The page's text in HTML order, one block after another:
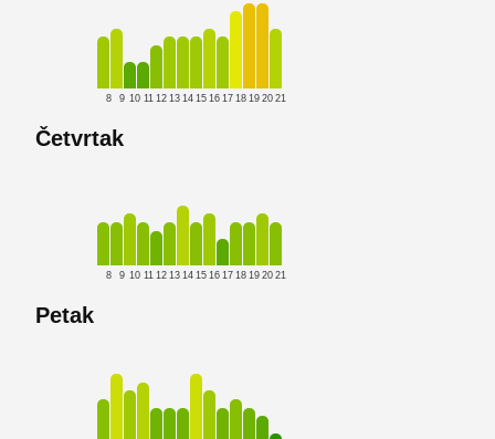
8 9 10 11 12 13 14 15 16 17 18 19 20 21
Četvrtak
8 9 10 11 12 13 14 15 16 17 18 19 20 21
Petak